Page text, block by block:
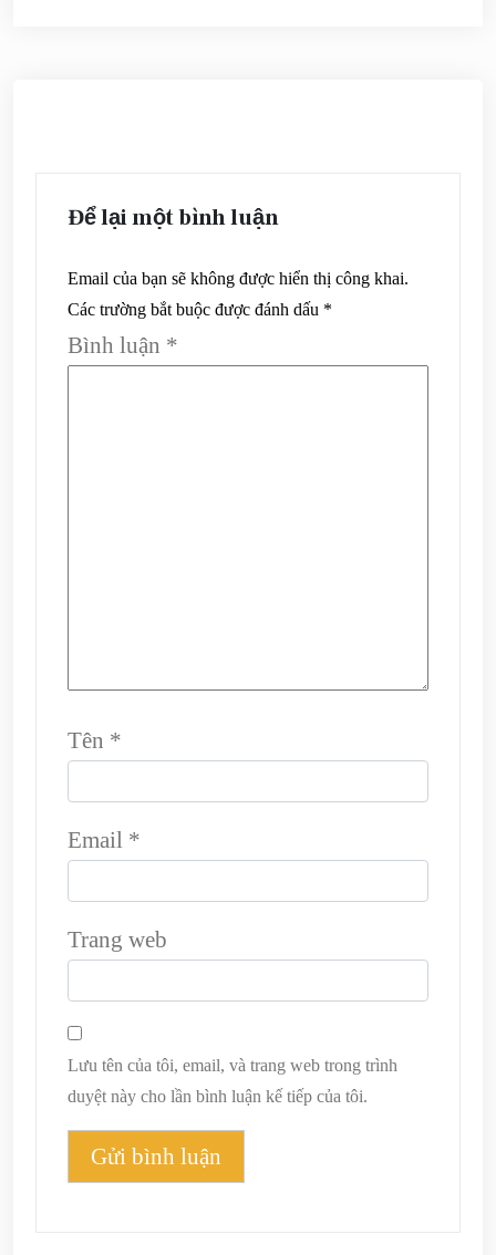
Để lại một bình luận
Email của bạn sẽ không được hiển thị công khai.
Các trường bắt buộc được đánh dấu *
Bình luận *
Tên *
Email *
Trang web
Lưu tên của tôi, email, và trang web trong trình
duyệt này cho lần bình luận kế tiếp của tôi.